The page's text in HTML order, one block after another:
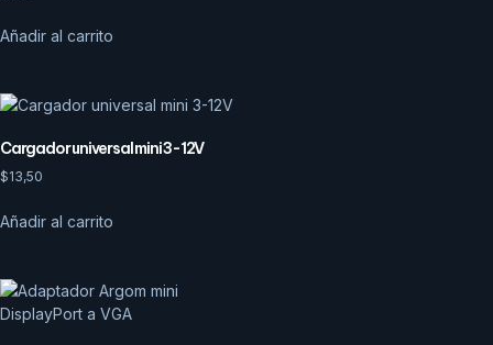
Añadir al carrito
Cargador universal mini 3-12V
$13,50
Añadir al carrito